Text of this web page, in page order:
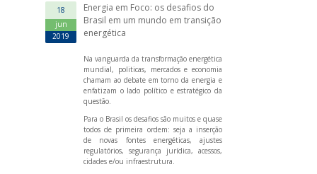
18
jun
2019
Energia em Foco: os desafios do
Brasil em um mundo em transição
energética
Na vanguarda da transformação energética
mundial, politicas, mercados e economia
chamam ao debate em torno da energia e
enfatizam o lado político e estratégico da
questão.
Para o Brasil os desafios são muitos e quase
todos de primeira ordem: seja a inserção
de novas fontes energéticas, ajustes
regulatórios, segurança jurídica, acessos,
cidades e/ou infraestrutura.